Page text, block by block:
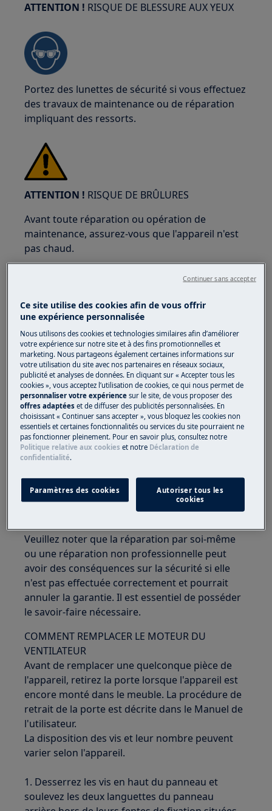
ATTENTION ! RISQUE DE BLESSURE AUX YEUX
Portez des lunettes de sécurité si vous effectuez
des travaux de maintenance ou de réparation
impliquant des ressorts.
ATTENTION ! RISQUE DE BRÛLURES
Avant toute réparation ou opération de
maintenance, assurez-vous que l'appareil n'est
pas chaud.
ATTENTION!RISQUE D'ÉTOUFFEMENT
Petites pièces non destinées aux enfants de
moins de 3 ans. Garder toutes les petites pièces
et l'emballage hors de portée des enfants.
Seuls les adultes devraient utiliser ou installer le
produit.
Assurez-vous d'utiliser le produit uniquement
pour son usage prévu et vérifiez qu'il est une
pièce compatible avec le produit concerné.
N'utilisez pas et n'installez pas le produit s'il est
Veuillez noter que la réparation par soi-même
ou une réparation non professionnelle peut
avoir des conséquences sur la sécurité si elle
n'est pas effectuée correctement et pourrait
annuler la garantie. Il est essentiel de posséder
le savoir-faire nécessaire.
COMMENT REMPLACER LE MOTEUR DU
VENTILATEUR
Avant de remplacer une quelconque pièce de
l'appareil, retirez la porte lorsque l'appareil est
encore monté dans le meuble. La procédure de
retrait de la porte est décrite dans le Manuel de
l'utilisateur.
La disposition des vis et leur nombre peuvent
varier selon l'appareil.
1. Desserrez les vis en haut du panneau et
soulevez les deux languettes du panneau
Ce site utilise des cookies afin de vous offrir
une expérience personnalisée
Nous utilisons des cookies et technologies similaires afin d’améliorer
votre expérience sur notre site et à des fins promotionnelles et
marketing. Nous partageons également certaines informations sur
votre utilisation du site avec nos partenaires en réseaux sociaux,
publicité et analyses de données. En cliquant sur « Accepter tous les
cookies », vous acceptez l’utilisation de cookies, ce qui nous permet de
personnaliser votre expériencesur le site, de vous proposer des
offres adaptées et de diffuser des publicités personnalisées. En
choisissant « Continuer sans accepter », vous bloquez les cookies non
essentiels et certaines fonctionnalités ou services du site pourraient ne
pas fonctionner pleinement. Pour en savoir plus, consultez notre
Politique relative aux cookies et notre Déclaration de
confidentialité.
Paramètres des cookies
Autoriser tous les
cookies
Continuer sans accepter